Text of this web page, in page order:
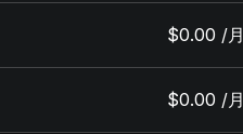
$0.00 /月
$0.00 /月